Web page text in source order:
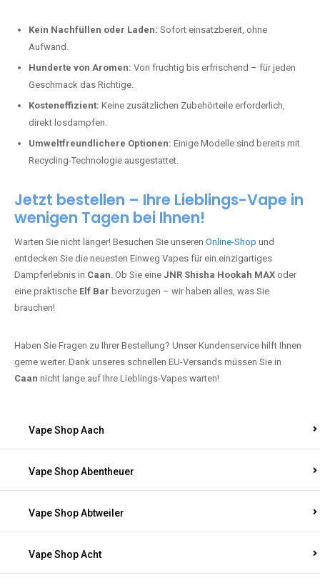
Kein Nachfüllen oder Laden: Sofort einsatzbereit, ohne
Aufwand.
Hunderte von Aromen: Von fruchtig bis erfrischend – für jeden
Geschmack das Richtige.
Kosteneffizient: Keine zusätzlichen Zubehörteile erforderlich,
direkt losdampfen.
Umweltfreundlichere Optionen: Einige Modelle sind bereits mit
Recycling-Technologie ausgestattet.
Jetzt bestellen – Ihre Lieblings-Vape in
wenigen Tagen bei Ihnen!
Warten Sie nicht länger! Besuchen Sie unseren Online-Shop und
entdecken Sie die neuesten Einweg Vapes für ein einzigartiges
Dampferlebnis in Caan. Ob Sie eine JNR Shisha Hookah MAX oder
eine praktische Elf Bar bevorzugen – wir haben alles, was Sie
brauchen!
Haben Sie Fragen zu Ihrer Bestellung? Unser Kundenservice hilft Ihnen
gerne weiter. Dank unseres schnellen EU-Versands müssen Sie in
Caan nicht lange auf Ihre Lieblings-Vapes warten!
Vape Shop Aach
Vape Shop Abentheuer
Vape Shop Abtweiler
Vape Shop Acht